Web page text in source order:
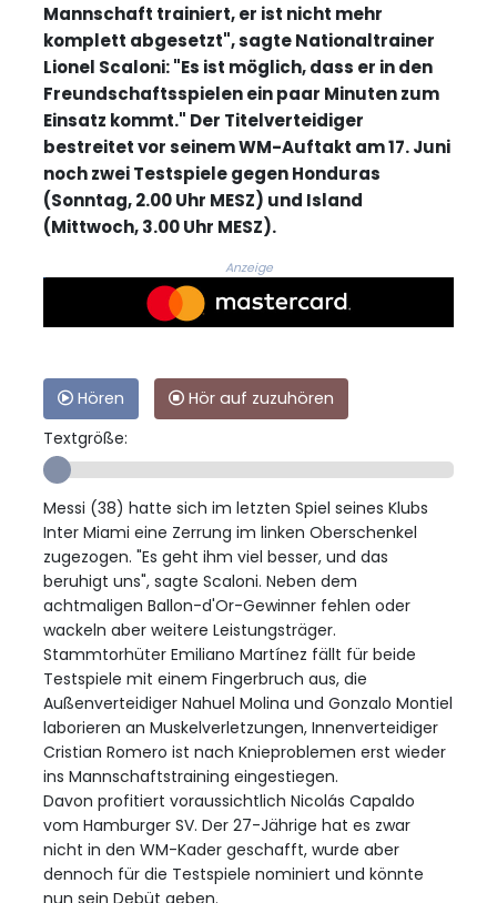
Mannschaft trainiert, er ist nicht mehr
komplett abgesetzt", sagte Nationaltrainer
Lionel Scaloni: "Es ist möglich, dass er in den
Freundschaftsspielen ein paar Minuten zum
Einsatz kommt." Der Titelverteidiger
bestreitet vor seinem WM-Auftakt am 17. Juni
noch zwei Testspiele gegen Honduras
(Sonntag, 2.00 Uhr MESZ) und Island
(Mittwoch, 3.00 Uhr MESZ).
Anzeige
Hören
Hör auf zuzuhören
Textgröße:
Messi (38) hatte sich im letzten Spiel seines Klubs
Inter Miami eine Zerrung im linken Oberschenkel
zugezogen. "Es geht ihm viel besser, und das
beruhigt uns", sagte Scaloni. Neben dem
achtmaligen Ballon-d'Or-Gewinner fehlen oder
wackeln aber weitere Leistungsträger.
Stammtorhüter Emiliano Martínez fällt für beide
Testspiele mit einem Fingerbruch aus, die
Außenverteidiger Nahuel Molina und Gonzalo Montiel
laborieren an Muskelverletzungen, Innenverteidiger
Cristian Romero ist nach Knieproblemen erst wieder
ins Mannschaftstraining eingestiegen.
Davon profitiert voraussichtlich Nicolás Capaldo
vom Hamburger SV. Der 27-Jährige hat es zwar
nicht in den WM-Kader geschafft, wurde aber
dennoch für die Testspiele nominiert und könnte